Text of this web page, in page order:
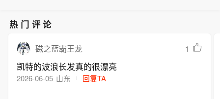
热门评论
磁之蓝霸王龙 1
凯特的波浪长发真的很漂亮
2026-06-05 山东 回复TA